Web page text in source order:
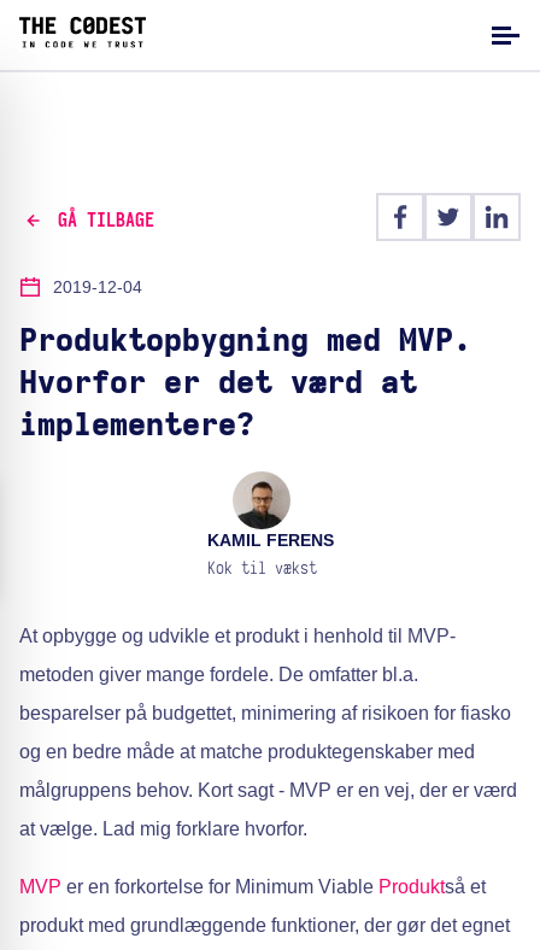
GÅ TILBAGE
2019-12-04
Produktopbygning med MVP.
Hvorfor er det værd at
implementere?
KAMIL FERENS
Kok til vækst
At opbygge og udvikle et produkt i henhold til MVP-
metoden giver mange fordele. De omfatter bl.a.
besparelser på budgettet, minimering af risikoen for fiasko
og en bedre måde at matche produktegenskaber med
målgruppens behov. Kort sagt - MVP er en vej, der er værd
at vælge. Lad mig forklare hvorfor.
MVP er en forkortelse for Minimum Viable Produktså et
produkt med grundlæggende funktioner, der gør det egnet